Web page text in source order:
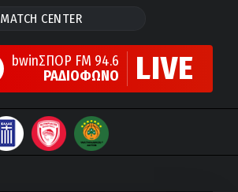
MATCH CENTER
bwinΣΠΟΡ FM 94.6
ΡΑΔΙΟΦΩΝΟ
LIVE